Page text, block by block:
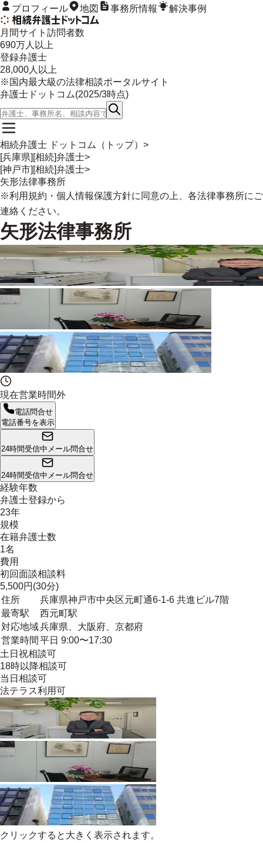
プロフィール 地図 事務所情報 解決事例
月間サイト訪問者数
690万人以上
登録弁護士
28,000人以上
※国内最大級の法律相談ポータルサイト
弁護士ドットコム(2025/3時点)
相続弁護士 ドットコム（トップ） >
[兵庫県][相続]弁護士>
[神戸市][相続]弁護士>
矢形法律事務所
※利用規約 ・ 個人情報保護方針に同意の上、各法律事務所にご
連絡ください。
矢形法律事務所
現在営業時間外
電話問合せ
電話番号を表示
24時間受信中 メール問合せ
24時間受信中 メール問合せ
経験年数
弁護士登録から
23年
規模
在籍弁護士数
1名
費用
初回面談相談料
5,500円(30分)
住所
兵庫県神戸市中央区元町通6-1-6 共進ビル7階
最寄駅
西元町駅
対応地域兵庫県、大阪府、京都府
営業時間 平日 9:00〜17:30
土日祝相談可
18時以降相談可
当日相談可
法テラス利用可
クリックすると大きく表示されます。